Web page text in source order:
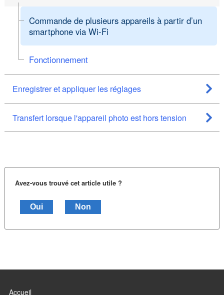
Commande de plusieurs appareils à partir d’un
smartphone via Wi-Fi
Fonctionnement
Enregistrer et appliquer les réglages
Transfert lorsque l'appareil photo est hors tension
Avez-vous trouvé cet article utile ?
Oui Non
Accueil